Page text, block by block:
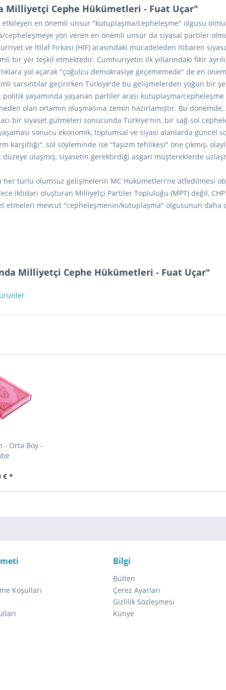
Milliyetçi Cephe Hükümetleri - Fuat Uçar"
en önemli unsur "kutuplaşma/cepheleşme" olgusu
yön veren en önemli unsur da siyasal partiler
ve İtilaf Fırkası (HİF) arasındaki mücadeleden itibaren
bir yer teşkil etmektedir. Cumhuriyetin ilk yıllarındaki fikir
yol açarak "çoğulcu demokrasiye geçememede" de en
sarsıntılar geçirirken Türkiye'de bu gelişmelerden yoğun bir
yaşamında yaşanan partiler arası kutuplaşma/
olan ortamın oluşmasına zemin hazırlamıştır. Bu
bir siyaset gütmeleri sonucunda Türkiye'nin, bir sağ-sol
sonucu ekonomik, toplumsal ve siyasi alanlarda güncel
karşıtlığı", sol söyleminde ise "faşizm tehlikesi" öne çıkmış,
ulaşmış, siyasetin gerektirdiği asgari müştereklerde
türlü olumsuz gelişmelerin MC Hükümetleri'ne atfedilmesi
iktidarı oluşturan Milliyetçi Partiler Topluluğu (MPT) değil,
etmeleri mevcut "cepheleşmenin/kutuplaşma" olgusunun daha
Milliyetçi Cephe Hükümetleri - Fuat Uçar"
- Orta Boy -
€ *
Koşulları
Bilgi
Bülten
Çerez Ayarları
Gizlilik Sözleşmesi
Künye